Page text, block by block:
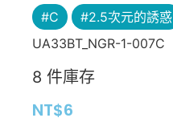
#C #2.5次元的誘惑
UA33BT_NGR-1-007C
8 件庫存
NT$6